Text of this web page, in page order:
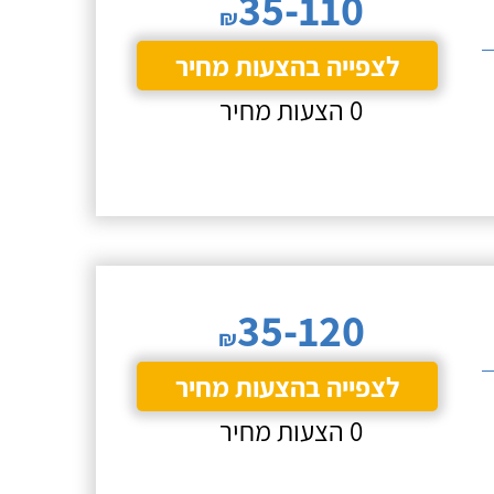
₪
לצפייה בהצעות מחיר
0 הצעות מחיר
₪35-120
לצפייה בהצעות מחיר
0 הצעות מחיר